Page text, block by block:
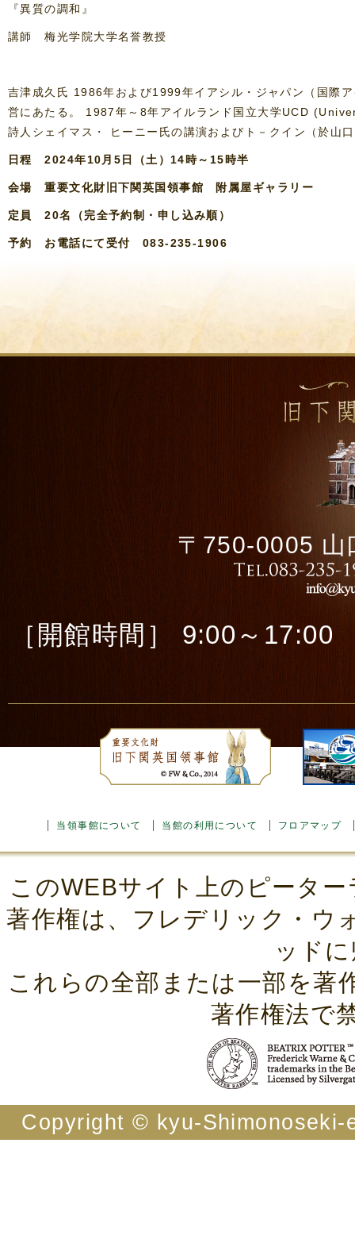
『異質の調和』
講師 梅光学院大学名誉教授
吉津成久氏 1986年および1999年イアシル・ジャパン（国際
営にあたる。 1987年～8年アイルランド国立大学UCD
詩人シェイマス・ ヒーニー氏の講演およびト－クイン（於山
日程 2024年10月5日（土）14時～15時半
会場 重要文化財旧下関英国領事館 附属屋ギャラリー
定員 20名（完全予約制・申し込み順）
予約 お電話にて受付 083-235-1906
〒750-0005 山
［開館時間］ 9:00～
当領事館について 当館の利用について フロアマップ
このWEBサイト上のピータ
著作権は、フレデリック・ウ
ッド
これらの全部または一部を著
著作権法で
Copyright © kyu-